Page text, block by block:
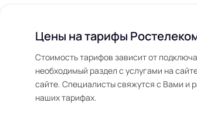
Цены на тарифы
Стоимость тарифов зависит от
необходимый раздел с услугами на
сайте. Специалисты свяжутся с Вами и
наших тарифах.